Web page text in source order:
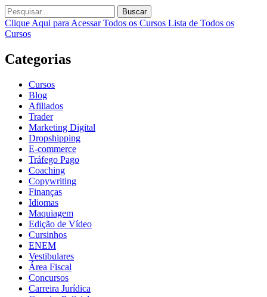
Buscar
Clique Aqui para Acessar Todos os Cursos Lista de Todos os
Cursos
Categorias
Cursos
Blog
Afiliados
Trader
Marketing Digital
Dropshipping
E-commerce
Tráfego Pago
Coaching
Copywriting
Finanças
Idiomas
Maquiagem
Edição de Vídeo
Cursinhos
ENEM
Vestibulares
Área Fiscal
Concursos
Carreira Jurídica